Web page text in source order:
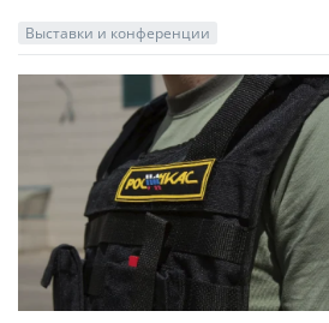
Выставки и конференции